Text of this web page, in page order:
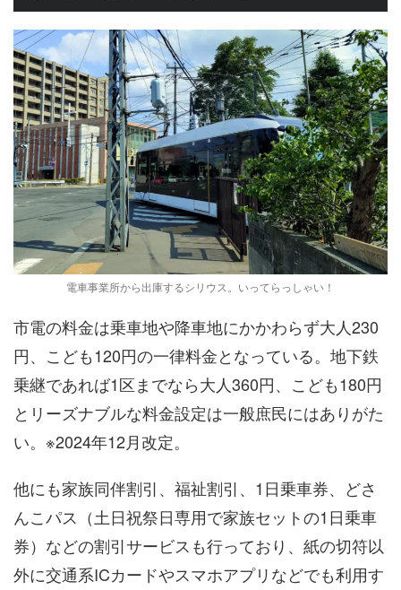
電車事業所から出庫するシリウス。いってらっしゃい！
市電の料金は乗車地や降車地にかかわらず大人230
円、こども120円の一律料金となっている。地下鉄
乗継であれば1区までなら大人360円、こども180円
とリーズナブルな料金設定は一般庶民にはありがた
い。※2024年12月改定。
他にも家族同伴割引、福祉割引、1日乗車券、どさ
んこパス（土日祝祭日専用で家族セットの1日乗車
券）などの割引サービスも行っており、紙の切符以
外に交通系ICカードやスマホアプリなどでも利用す